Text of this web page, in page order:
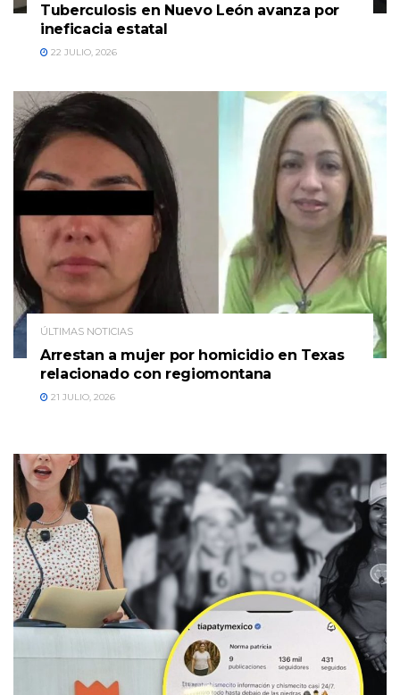
Tuberculosis en Nuevo León avanza por
ineficacia estatal
22 JULIO, 2026
ÚLTIMAS NOTICIAS
Arrestan a mujer por homicidio en Texas
relacionado con regiomontana
21 JULIO, 2026